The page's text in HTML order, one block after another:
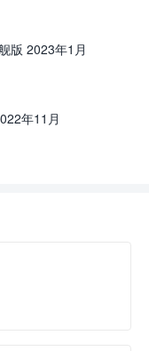
版 2023年1月
年11月